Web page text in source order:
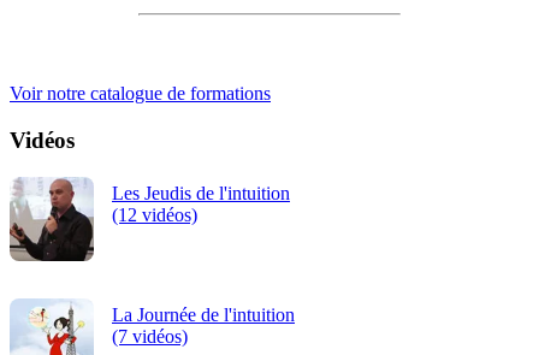
Voir notre catalogue de formations
Vidéos
Les Jeudis de l'intuition
(12 vidéos)
La Journée de l'intuition
(7 vidéos)